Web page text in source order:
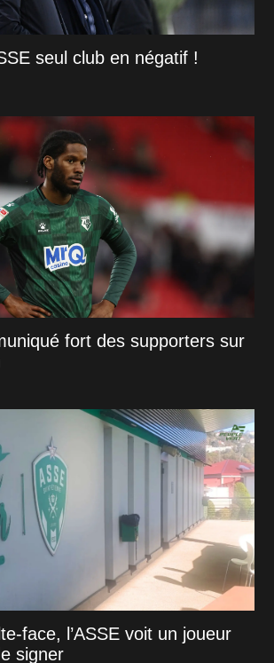
seul club en négatif !
fort des supporters sur
face, l’ASSE voit un joueur
signer